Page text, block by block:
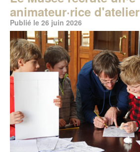
animateur·rice d'atelier
Publié le 26 juin 2026